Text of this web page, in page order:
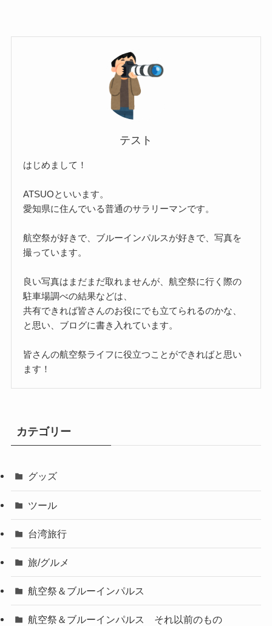
テスト
はじめまして！
ATSUOといいます。
愛知県に住んでいる普通のサラリーマンです。
航空祭が好きで、ブルーインパルスが好きで、写真を
撮っています。
良い写真はまだまだ取れませんが、航空祭に行く際の
駐車場調べの結果などは、
共有できれば皆さんのお役にでも立てられるのかな、
と思い、ブログに書き入れています。
皆さんの航空祭ライフに役立つことができればと思い
ます！
カテゴリー
グッズ
ツール
台湾旅行
旅/グルメ
航空祭＆ブルーインパルス
航空祭＆ブルーインパルス それ以前のもの